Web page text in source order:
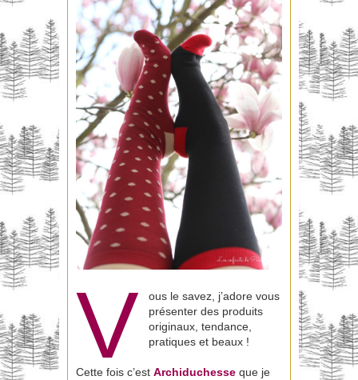
V
ous le savez, j’adore vous
présenter des produits
originaux, tendance,
pratiques et beaux !
Cette fois c’est Archiduchesse que je